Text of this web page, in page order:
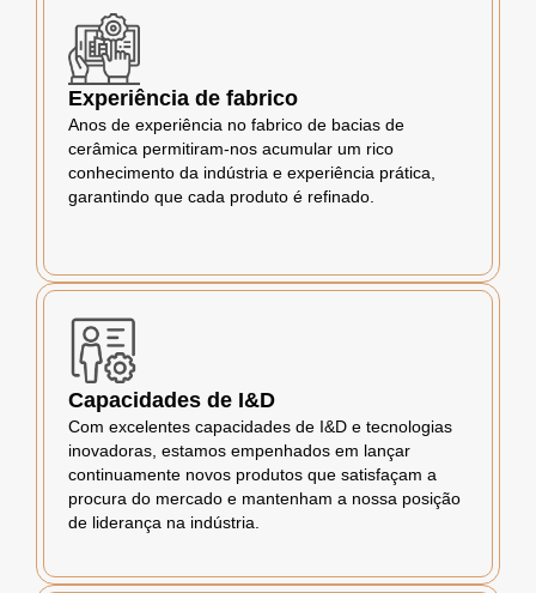
Experiência de fabrico
Anos de experiência no fabrico de bacias de
cerâmica permitiram-nos acumular um rico
conhecimento da indústria e experiência prática,
garantindo que cada produto é refinado.
Capacidades de I&D
Com excelentes capacidades de I&D e tecnologias
inovadoras, estamos empenhados em lançar
continuamente novos produtos que satisfaçam a
procura do mercado e mantenham a nossa posição
de liderança na indústria.